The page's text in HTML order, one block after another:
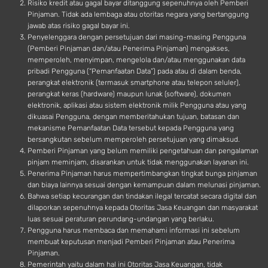
Risiko kredit atau gagal bayar ditanggung sepenuhnya oleh Pemberi
Pinjaman. Tidak ada lembaga atau otoritas negara yang bertanggung
jawab atas risiko gagal bayar ini.
Penyelenggara dengan persetujuan dari masing-masing Pengguna
(Pemberi Pinjaman dan/atau Penerima Pinjaman) mengakses,
memperoleh, menyimpan, mengelola dan/atau menggunakan data
pribadi Pengguna (“Pemanfaatan Data”) pada atau di dalam benda,
perangkat elektronik (termasuk smartphone atau telepon seluler),
perangkat keras (hardware) maupun lunak (software), dokumen
elektronik, aplikasi atau sistem elektronik milik Pengguna atau yang
dikuasai Pengguna, dengan memberitahukan tujuan, batasan dan
mekanisme Pemanfaatan Data tersebut kepada Pengguna yang
bersangkutan sebelum memperoleh persetujuan yang dimaksud.
Pemberi Pinjaman yang belum memiliki pengetahuan dan pengalaman
pinjam meminjam, disarankan untuk tidak menggunakan layanan ini.
Penerima Pinjaman harus mempertimbangkan tingkat bunga pinjaman
dan biaya lainnya sesuai dengan kemampuan dalam melunasi pinjaman.
Bahwa setiap kecurangan dan tindakan ilegal tercatat secara digital dan
dilaporkan sepenuhnya kepada Otoritas Jasa Keuangan dan masyarakat
luas sesuai peraturan perundang-undangan yang berlaku.
Pengguna harus membaca dan memahami informasi ini sebelum
membuat keputusan menjadi Pemberi Pinjaman atau Penerima
Pinjaman.
Pemerintah yaitu dalam hal ini Otoritas Jasa Keuangan, tidak